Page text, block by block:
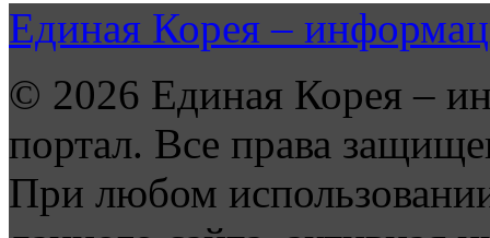
Единая Корея –
© 2026 Единая Корея –
портал. Все права
При любом